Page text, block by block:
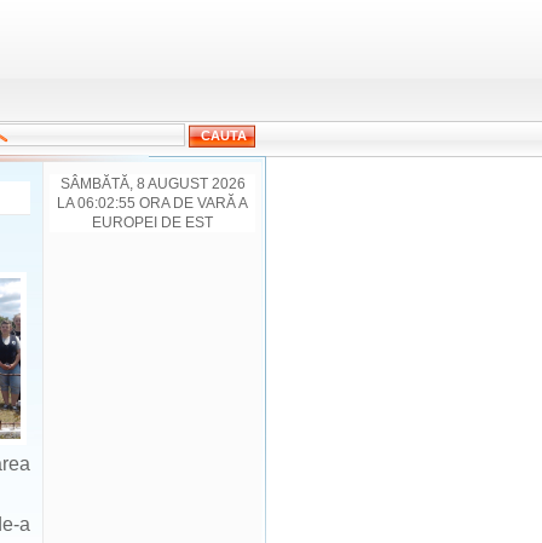
a
SÂMBĂTĂ, 8 AUGUST 2026
LA 06:02:55 ORA DE VARĂ A
EUROPEI DE EST